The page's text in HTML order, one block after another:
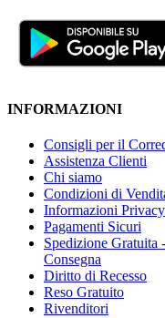
INFORMAZIONI
Consigli per il
Assistenza Clienti
Chi siamo
Condizioni di
Informazioni Privacy
Pagamenti Sicuri
Spedizione Gratuita
Consegna
Diritto di Recesso
Reso Gratuito
Rivenditori